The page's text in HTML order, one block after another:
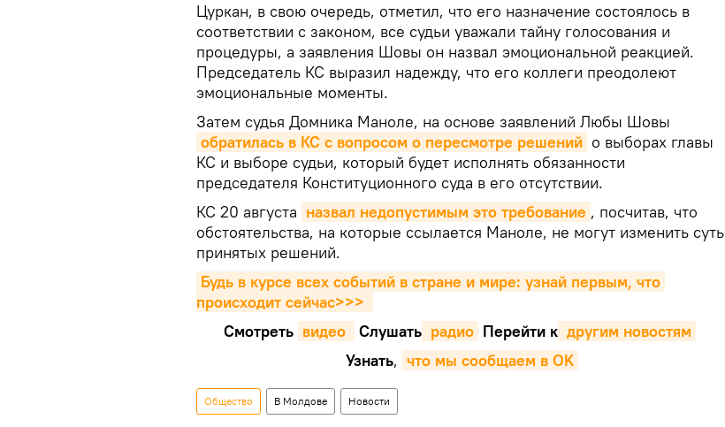
Цуркан, в свою очередь, отметил, что его назначение состоялось в
соответствии с законом, все судьи уважали тайну голосования и
процедуры, а заявления Шовы он назвал эмоциональной реакцией.
Председатель КС выразил надежду, что его коллеги преодолеют
эмоциональные моменты.
Затем судья Домника Маноле, на основе заявлений Любы Шовы
обратилась в КС с вопросом о пересмотре решений о выборах главы
КС и выборе судьи, который будет исполнять обязанности
председателя Конституционного суда в его отсутствии.
КС 20 августа назвал недопустимым это требование , посчитав, что
обстоятельства, на которые ссылается Маноле, не могут изменить суть
принятых решений.
Будь в курсе всех событий в стране и мире: узнай первым, что
происходит сейчаc>>>
Смотреть видео Cлушать радио Перейти к другим новостям
Узнать, что мы сообщаем в OK
Общество В Молдове Новости